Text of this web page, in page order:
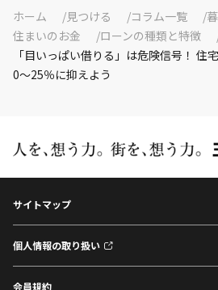
ホーム 見つける コラム一覧
住まいのお金
ローンの種類と特徴
「目いっぱい借りる」は危険信号！ 住
0〜25％に抑えよう
サイトマップ
個人情報の取り扱い
会員規約